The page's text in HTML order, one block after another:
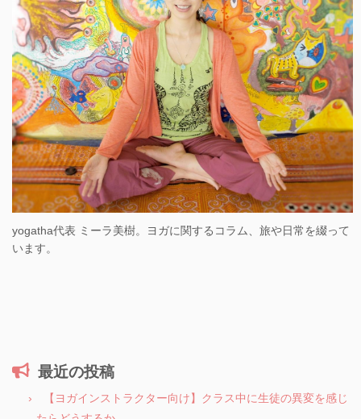
yogatha代表 ミーラ美樹。ヨガに関するコラム、旅や日常を綴って
います。
最近の投稿
【ヨガインストラクター向け】クラス中に生徒の異変を感じ